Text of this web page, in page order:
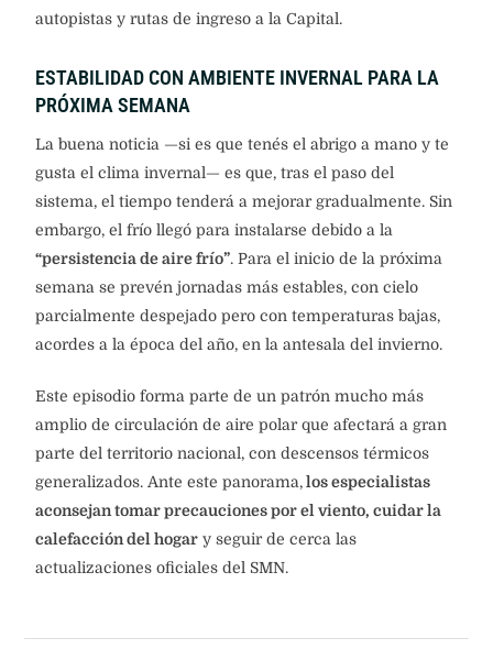
autopistas y rutas de ingreso a la Capital.
ESTABILIDAD CON AMBIENTE INVERNAL PARA LA
PRÓXIMA SEMANA
La buena noticia —si es que tenés el abrigo a mano y te
gusta el clima invernal— es que, tras el paso del
sistema, el tiempo tenderá a mejorar gradualmente. Sin
embargo, el frío llegó para instalarse debido a la
“persistencia de aire frío”. Para el inicio de la próxima
semana se prevén jornadas más estables, con cielo
parcialmente despejado pero con temperaturas bajas,
acordes a la época del año, en la antesala del invierno.
Este episodio forma parte de un patrón mucho más
amplio de circulación de aire polar que afectará a gran
parte del territorio nacional, con descensos térmicos
generalizados. Ante este panorama,los especialistas
aconsejan tomar precauciones por el viento, cuidar la
calefacción del hogar y seguir de cerca las
actualizaciones oficiales del SMN.